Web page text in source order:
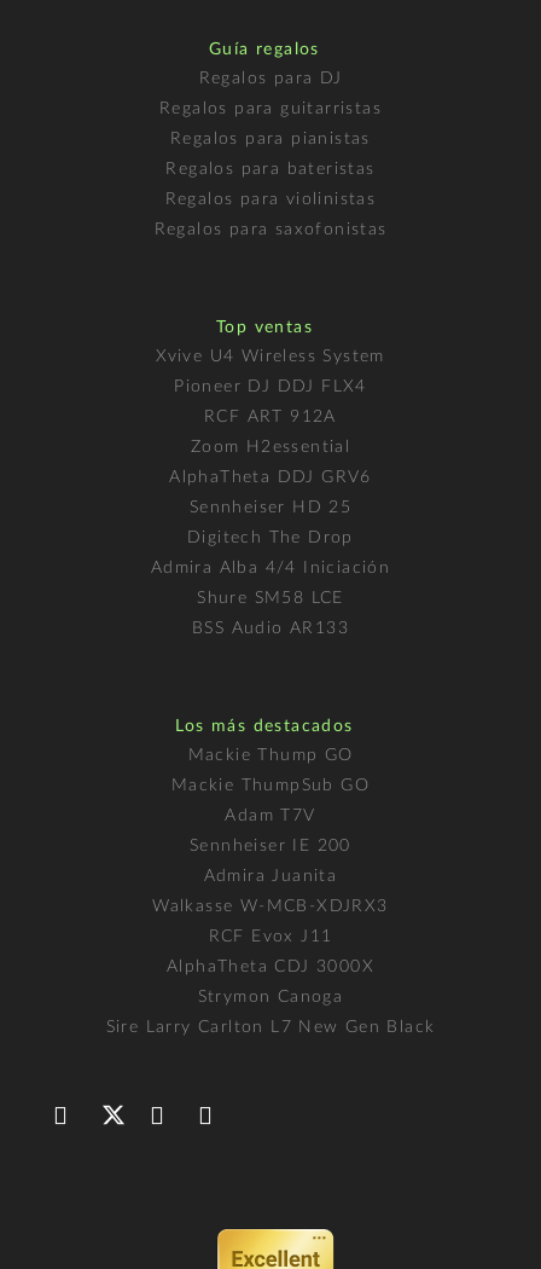
Guía regalos
Regalos para DJ
Regalos para guitarristas
Regalos para pianistas
Regalos para bateristas
Regalos para violinistas
Regalos para saxofonistas
Top ventas
Xvive U4 Wireless System
Pioneer DJ DDJ FLX4
RCF ART 912A
Zoom H2essential
AlphaTheta DDJ GRV6
Sennheiser HD 25
Digitech The Drop
Admira Alba 4/4 Iniciación
Shure SM58 LCE
BSS Audio AR133
Los más destacados
Mackie Thump GO
Mackie ThumpSub GO
Adam T7V
Sennheiser IE 200
Admira Juanita
Walkasse W-MCB-XDJRX3
RCF Evox J11
AlphaTheta CDJ 3000X
Strymon Canoga
Sire Larry Carlton L7 New Gen Black